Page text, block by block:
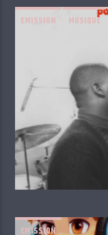
EMISSION MUSIQUE
EMISSION